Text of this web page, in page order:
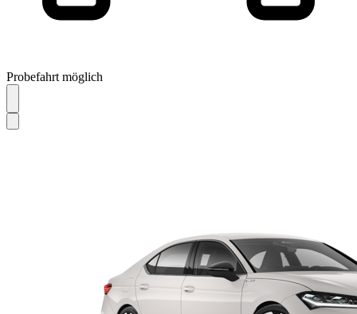
Probefahrt möglich